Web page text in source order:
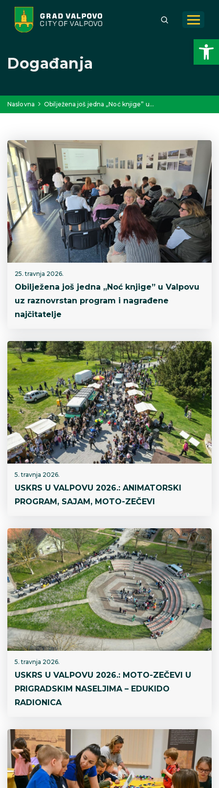
Open toolbar
Događanja
Naslovna Obilježena još jedna „Noć knjige” u…
25. travnja 2026.
Obilježena još jedna „Noć knjige” u Valpovu
uz raznovrstan program i nagrađene
najčitatelje
5. travnja 2026.
USKRS U VALPOVU 2026.: ANIMATORSKI
PROGRAM, SAJAM, MOTO-ZEČEVI
5. travnja 2026.
USKRS U VALPOVU 2026.: MOTO-ZEČEVI U
PRIGRADSKIM NASELJIMA – EDUKIDO
RADIONICA